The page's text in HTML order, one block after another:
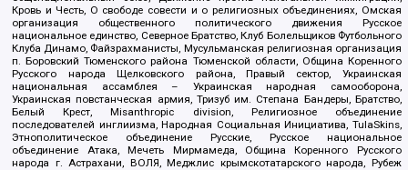
Кровь и Честь, О свободе совести и о религиозных объединениях, Омская
организация общественного политического движения Русское
национальное единство, Северное Братство, Клуб Болельщиков Футбольного
Клуба Динамо, Файзрахманисты, Мусульманская религиозная организация
п. Боровский Тюменского района Тюменской области, Община Коренного
Русского народа Щелковского района, Правый сектор, Украинская
национальная ассамблея – Украинская народная самооборона,
Украинская повстанческая армия, Тризуб им. Степана Бандеры, Братство,
Белый Крест, Misanthropic division, Религиозное объединение
последователей инглиизма, Народная Социальная Инициатива, TulaSkins,
Этнополитическое объединение Русские, Русское национальное
объединение Атака, Мечеть Мирмамеда, Община Коренного Русского
народа г. Астрахани, ВОЛЯ, Меджлис крымскотатарского народа, Рубеж